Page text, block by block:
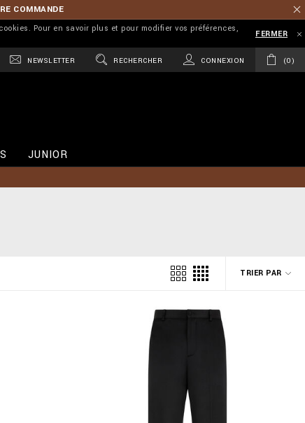
COMMANDE
Pour en savoir plus et pour modifier vos préférences,
FERMER
NEWSLETTER RECHERCHER CONNEXION 0
JUNIOR
TRIER PAR